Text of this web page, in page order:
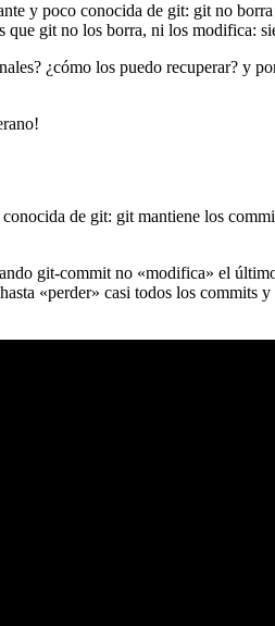
y poco conocida de git: git no
git no los borra, ni los modifica:
¿cómo los puedo recuperar? y
de git: git mantiene los
git-commit no «modifica» el
«perder» casi todos los